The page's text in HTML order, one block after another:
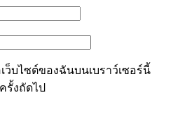
ว็บไซต์ของฉันบนเบราว์เซอร์นี้
รั้งถัดไป